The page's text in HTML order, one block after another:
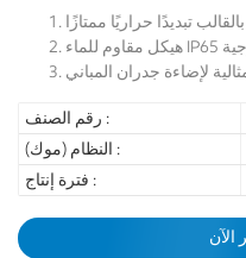
رقم الصنف :
النظام (موك) :
فترة إنتاج :